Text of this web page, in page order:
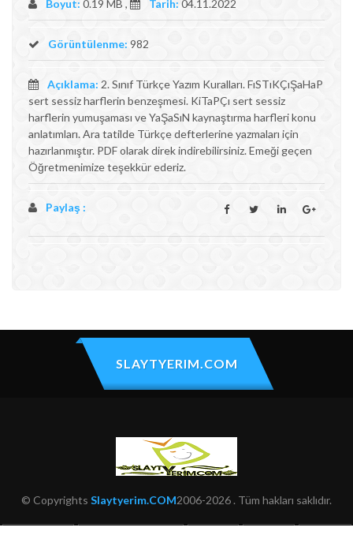
Boyut: 0.19 MB , Tarih: 04.11.2022
Görüntülenme: 982
Açıklama: 2. Sınıf Türkçe Yazım Kuralları. FıSTıKÇıŞaHaP
sert sessiz harflerin benzeşmesi. KiTaPÇı sert sessiz
harflerin yumuşaması ve YaŞaSıN kaynaştırma harfleri konu
anlatımları. Ara tatilde Türkçe defterlerine yazmaları için
hazırlanmıştır. PDF olarak direk indirebilirsiniz. Emeği geçen
Öğretmenimize teşekkür ederiz.
Paylaş :
SLAYTYERIM.COM
© Copyrights Slaytyerim.COM2006-2026 . Tüm hakları saklıdır.